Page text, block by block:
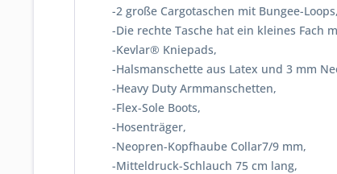
-2 große Cargotaschen mit Bungee-Loops,
-Die rechte Tasche hat ein kleines Fach
-Kevlar® Kniepads,
-Halsmanschette aus Latex und 3 mm
-Heavy Duty Armmanschetten,
-Flex-Sole Boots,
-Hosenträger,
-Neopren-Kopfhaube Collar7/9 mm,
-Mitteldruck-Schlauch 75 cm lang,